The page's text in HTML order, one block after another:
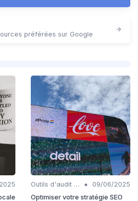
préférées sur Google
Outils d'audit technique SEO •
09/06/2025
Optimiser votre stratégie SEO